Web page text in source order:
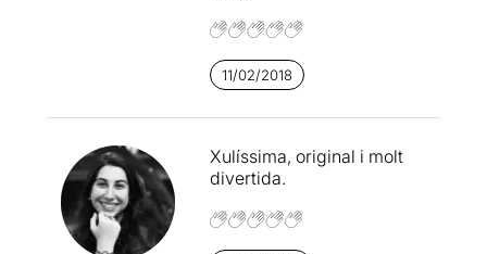
11/02/2018
Xulíssima, original i molt
divertida.